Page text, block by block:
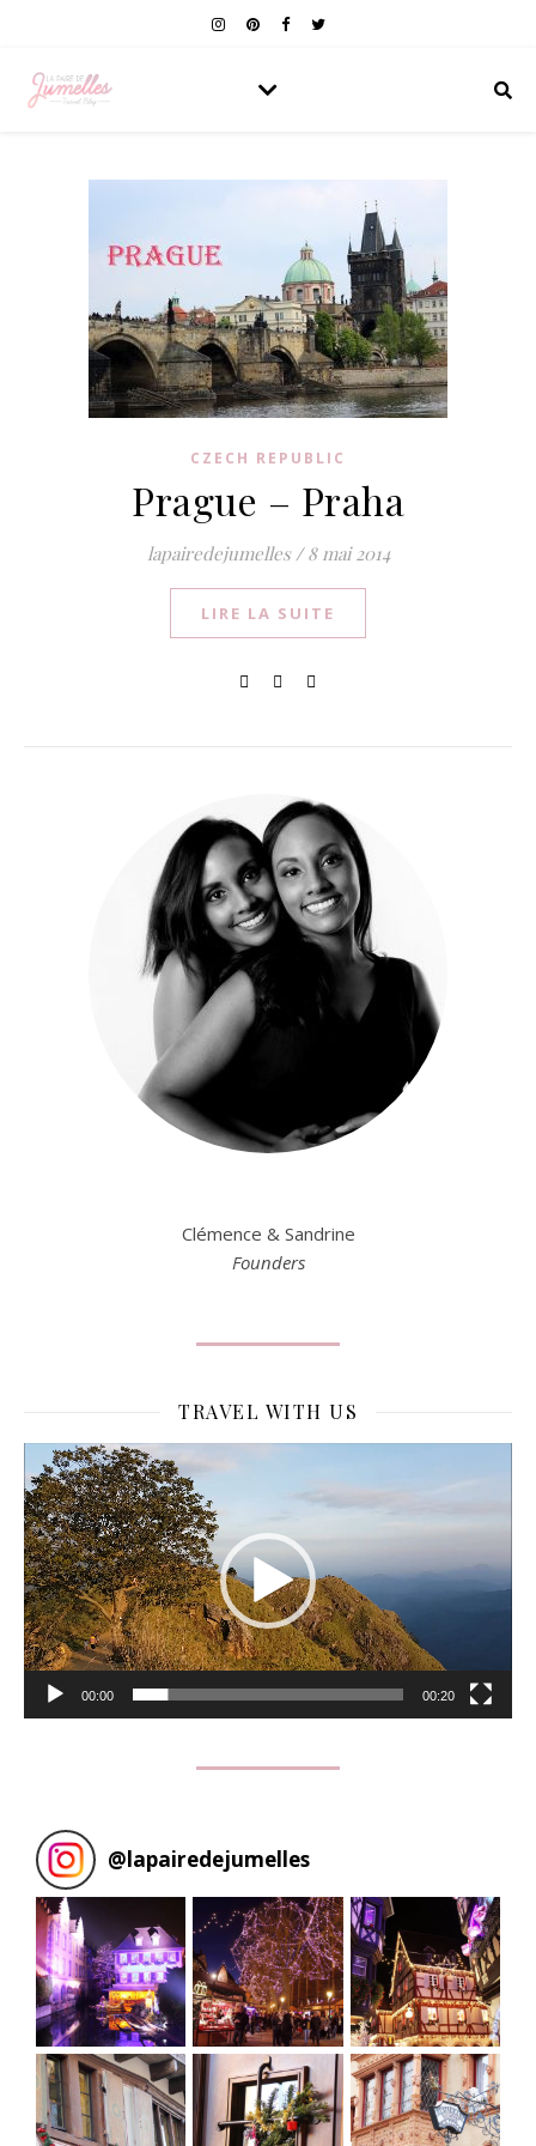
CZECH REPUBLIC
Prague – Praha
lapairedejumelles / 8 mai 2014
LIRE LA SUITE
Clémence & Sandrine
Founders
TRAVEL WITH US
Lecteur
vidéo
00:00 00:20
@lapairedejumelles